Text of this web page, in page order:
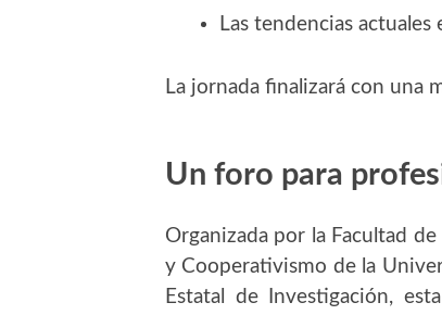
Las tendencias
La jornada finalizará con una
Un foro para
Organizada por la Facultad
y Cooperativismo de la
Estatal de Investigación,